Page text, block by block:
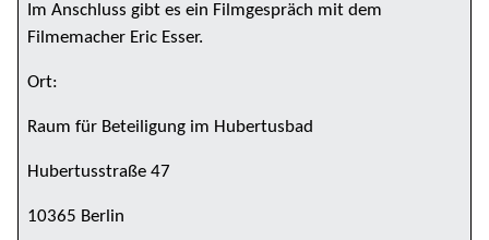
Im Anschluss gibt es ein Filmgespräch mit dem
Filmemacher Eric Esser.
Ort:
Raum für Beteiligung im Hubertusbad
Hubertusstraße 47
10365 Berlin